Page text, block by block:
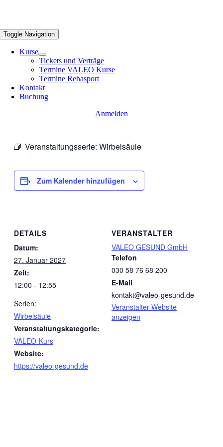
Toggle Navigation
Kurse
Tickets und Verträge
Termine VALEO Kurse
Termine Rehasport
Kontakt
Buchung
Anmelden
Veranstaltungsserie: Wirbelsäule
Zum Kalender hinzufügen
DETAILS
Datum:
27. Januar 2027
Zeit:
12:00 - 12:55
Serien:
Wirbelsäule
Veranstaltungskategorie:
VALEO-Kurs
Website:
https://valeo-gesund.de
VERANSTALTER
VALEO GESUND GmbH
Telefon
030 58 76 68 200
E-Mail
kontakt@valeo-gesund.de
Veranstalter-Website
anzeigen